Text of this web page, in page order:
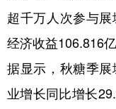
超千万人次参与
经济收益106.816
据显示，秋糖季
业增长同比增长